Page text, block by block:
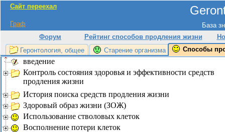
Сайт переехал
База
Граф
Форум
Рейтинг способов продления жизни
Геронтология, общее
Старение организма Способы
введение
Контроль состояния здоровья и эффективности средств
продления жизни
История поиска средств продления жизни
Здоровый образ жизни (ЗОЖ)
Использование стволовых клеток
Восполнение потери клеток